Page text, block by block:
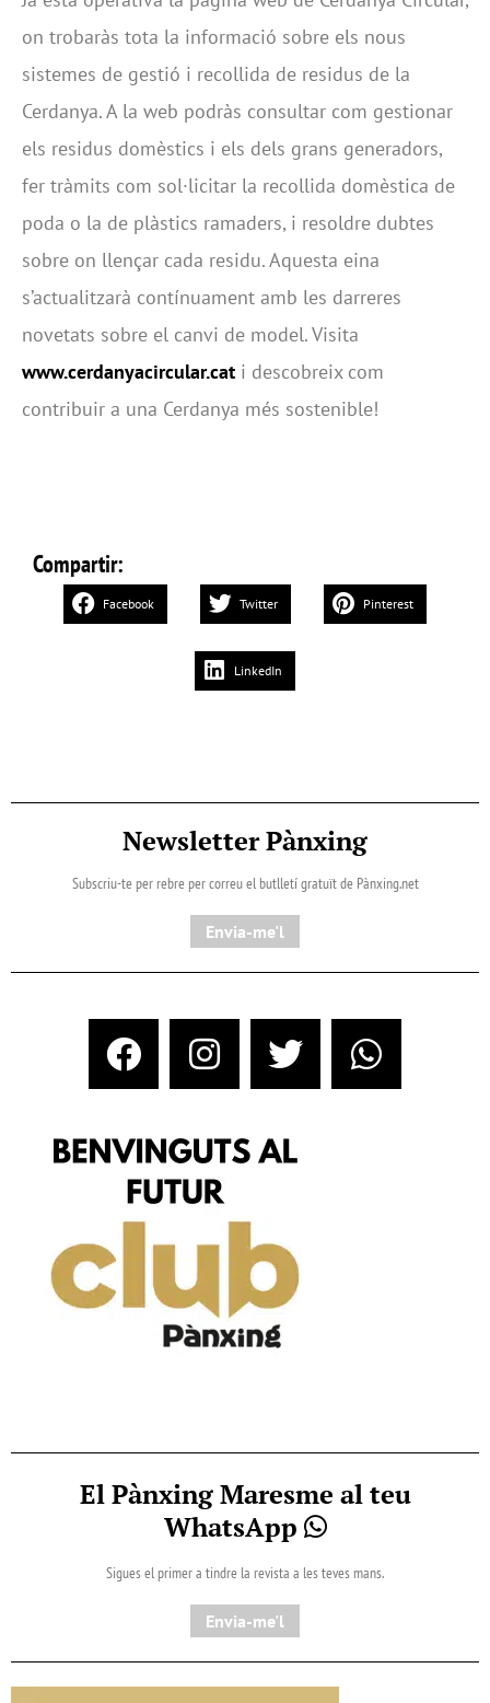
on trobaràs tota la informació sobre els nous
sistemes de gestió i recollida de residus de la
Cerdanya. A la web podràs consultar com gestionar
els residus domèstics i els dels grans generadors,
fer tràmits com sol·licitar la recollida domèstica de
poda o la de plàstics ramaders, i resoldre dubtes
sobre on llençar cada residu. Aquesta eina
s’actualitzarà contínuament amb les darreres
novetats sobre el canvi de model. Visita
www.cerdanyacircular.cat i descobreix com
contribuir a una Cerdanya més sostenible!
Compartir:
Facebook Twitter Pinterest
LinkedIn
Newsletter Pànxing
Subscriu-te per rebre per correu el butlletí gratuït de Pànxing.net​
Envia-me'l
El Pànxing Maresme al teu
WhatsApp
Sigues el primer a tindre la revista a les teves mans.
Envia-me'l